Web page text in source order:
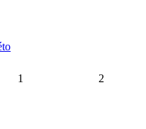
1 2